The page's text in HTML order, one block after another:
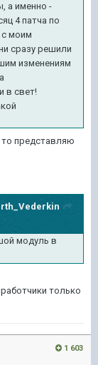
а именно -
4 патча по
с моим
сразу решили
изменениям
в свет!
представляю
модуль в
только
1 603